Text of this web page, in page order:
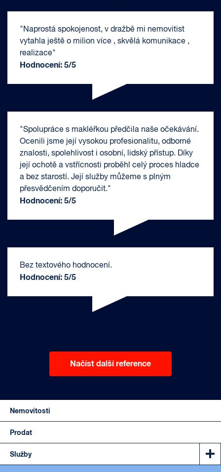
"Naprostá spokojenost, v dražbě mi nemovitist
vytahla ještě o milion více , skvělá komunikace ,
realizace"
Hodnocení: 5/5
"Spolupráce s makléřkou předčila naše očekávání.
Ocenili jsme její vysokou profesionalitu, odborné
znalosti, spolehlivost i osobní, lidský přístup. Díky
její ochotě a vstřícnosti proběhl celý proces hladce
a bez starostí. Její služby můžeme s plným
přesvědčením doporučit."
Hodnocení: 5/5
Bez textového hodnocení.
Hodnocení: 5/5
Načíst další reference
Nemovitosti
Prodat
Služby